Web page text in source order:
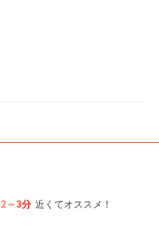
2～3分 近くてオススメ！